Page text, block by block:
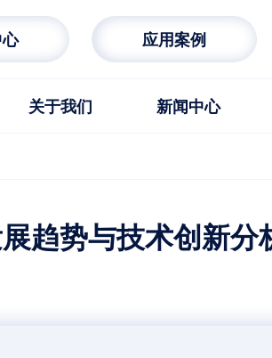
应用案例
关于我们 新闻中心
趋势与技术创新分